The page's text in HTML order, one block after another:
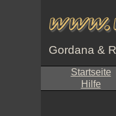
Gordana &
Startseite
Hilfe